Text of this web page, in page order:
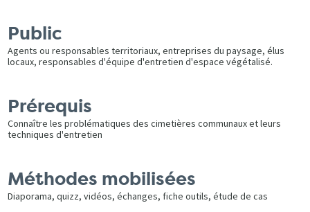
Public
Agents ou responsables territoriaux, entreprises du paysage, élus
locaux, responsables d'équipe d'entretien d'espace végétalisé.
Prérequis
Connaître les problématiques des cimetières communaux et leurs
techniques d'entretien
Méthodes mobilisées
Diaporama, quizz, vidéos, échanges, fiche outils, étude de cas